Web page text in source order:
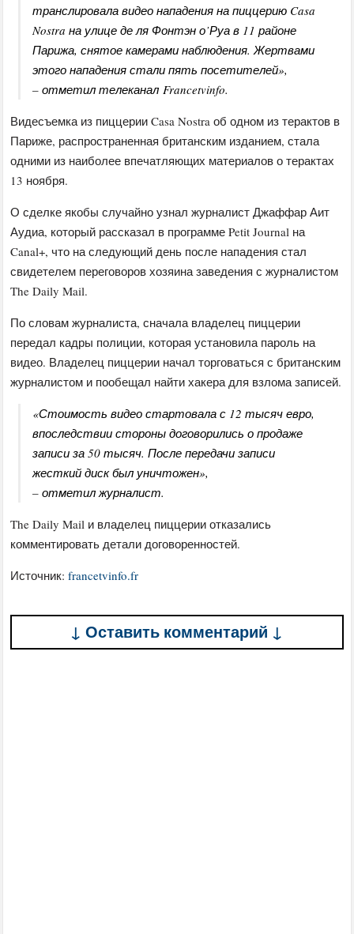
транслировала видео нападения на пиццерию Casa
Nostra на улице де ля Фонтэн о’Руа в 11 районе
Парижа, снятое камерами наблюдения. Жертвами
этого нападения стали пять посетителей»,
– отметил телеканал Francetvinfo.
Видесъемка из пиццерии Casa Nostra об одном из терактов в
Париже, распространенная британским изданием, стала
одними из наиболее впечатляющих материалов о терактах
13 ноября.
О сделке якобы случайно узнал журналист Джаффар Аит
Аудиа, который рассказал в программе Petit Journal на
Canal+, что на следующий день после нападения стал
свидетелем переговоров хозяина заведения с журналистом
The Daily Mail.
По словам журналиста, сначала владелец пиццерии
передал кадры полиции, которая установила пароль на
видео. Владелец пиццерии начал торговаться с британским
журналистом и пообещал найти хакера для взлома записей.
«Стоимость видео стартовала с 12 тысяч евро,
впоследствии стороны договорились о продаже
записи за 50 тысяч. После передачи записи
жесткий диск был уничтожен»,
– отметил журналист.
The Daily Mail и владелец пиццерии отказались
комментировать детали договоренностей.
Источник:francetvinfo.fr
↓ Оставить комментарий ↓